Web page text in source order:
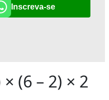
Inscreva-se
(6 – 2) × 2